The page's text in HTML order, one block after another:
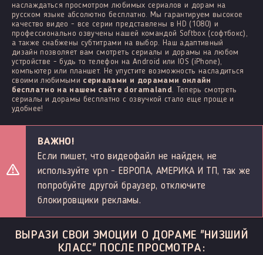
наслаждаться просмотром любимых сериалов и дорам на
русском языке абсолютно бесплатно. Мы гарантируем высокое
качество видео - все серии представлены в HD (1080) и
профессионально озвучены нашей командой Softbox (софтбокс),
а также снабжены субтитрами на выбор. Наш адаптивный
дизайн позволяет вам смотреть сериалы и дорамы на любом
устройстве - будь то телефон на Android или IOS (iPhone),
компьютер или планшет. Не упустите возможность насладиться
своими любимыми сериалами и дорамами онлайн
бесплатно на нашем сайте doramaland . Теперь смотреть
сериалы и дорамы бесплатно с озвучкой стало еще проще и
удобнее!
ВАЖНО!
Если пишет, что видеофайл не найден, не
используйте vpn - ЕВРОПА, АМЕРИКА И ТП, так же
попробуйте другой браузер, отключите
блокировщики рекламы.
ВЫРАЗИ СВОИ ЭМОЦИИ О ДОРАМЕ "НИЗШИЙ
КЛАСС" ПОСЛЕ ПРОСМОТРА: